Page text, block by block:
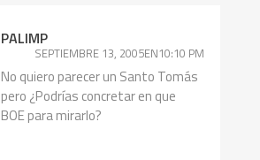
PALIMP
SEPTIEMBRE 13, 2005EN10:10 PM
No quiero parecer un Santo Tomás
pero ¿Podrías concretar en que
BOE para mirarlo?